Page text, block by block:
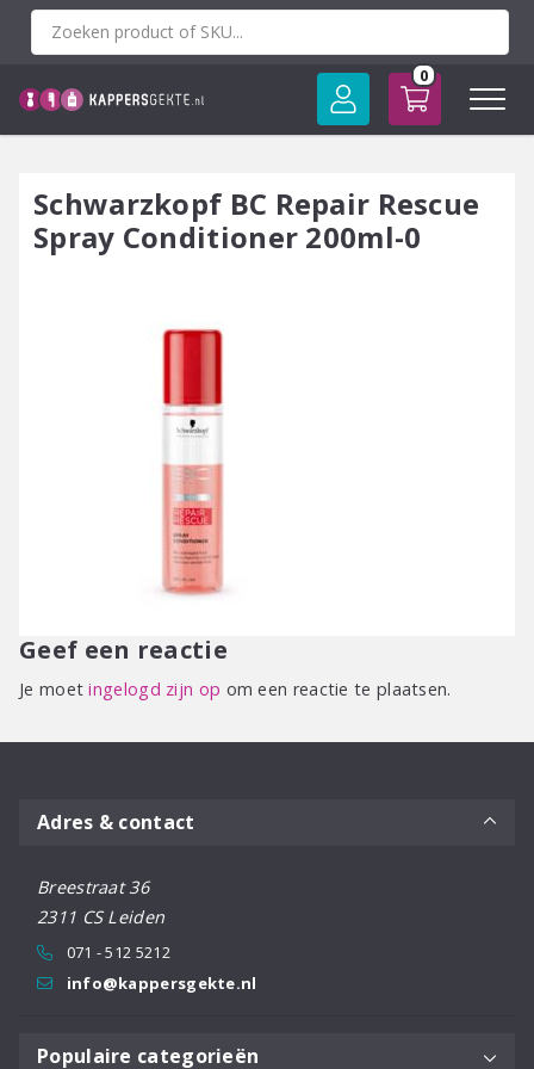
Spring
0
Schwarzkopf BC Repair Rescue
Spray Conditioner 200ml-0
Geef een reactie
Je moetingelogd zijn op om een reactie te plaatsen.
Adres & contact
Breestraat 36
2311 CS Leiden
071 - 512 5212
info@kappersgekte.nl
Populaire categorieën